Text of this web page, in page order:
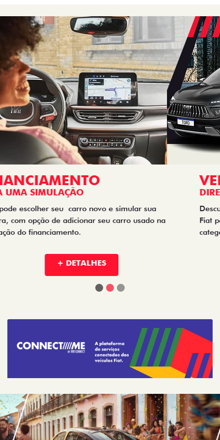
VENDAS
DIRETAS
Descubra as melhores soluções e descontos em um novo
Fiat para empresas, produtores rurais, taxistas e outras
categorias de negócios.
+ DETALHES